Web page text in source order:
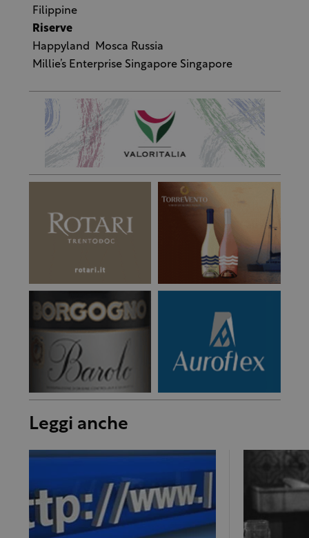
Filippine
Riserve
Happyland Mosca Russia
Millie’s Enterprise Singapore Singapore
Leggi anche